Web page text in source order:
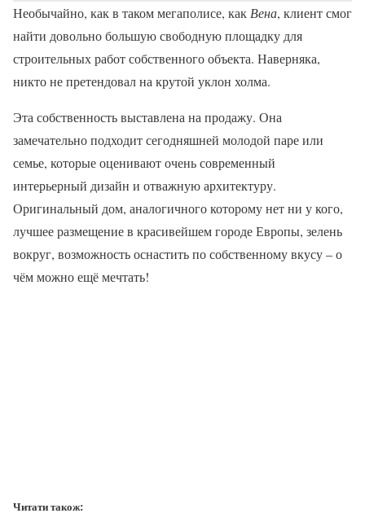
Необычайно, как в таком мегаполисе, как Вена, клиент смог
найти довольно большую свободную площадку для
строительных работ собственного объекта. Наверняка,
никто не претендовал на крутой уклон холма.
Эта собственность выставлена на продажу. Она
замечательно подходит сегодняшней молодой паре или
семье, которые оценивают очень современный
интерьерный дизайн и отважную архитектуру.
Оригинальный дом, аналогичного которому нет ни у кого,
лучшее размещение в красивейшем городе Европы, зелень
вокруг, возможность оснастить по собственному вкусу – о
чём можно ещё мечтать!
Читати також: